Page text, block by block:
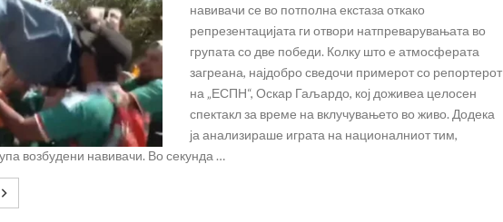
навивачи се во потполна екстаза откако
репрезентацијата ги отвори натпреварувањата во
групата со две победи. Колку што е атмосферата
загреана, најдобро сведочи примерот со репортерот
на „ЕСПН“, Оскар Гаљардо, кој доживеа целосен
спектакл за време на вклучувањето во живо. Додека
ја анализираше играта на националниот тим,
возбудени навивачи. Во секунда …